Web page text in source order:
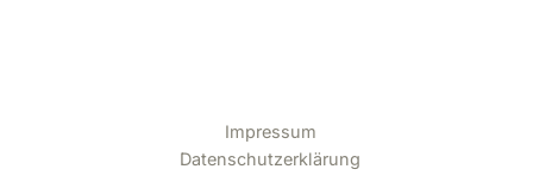
Impressum
Datenschutzerklärung